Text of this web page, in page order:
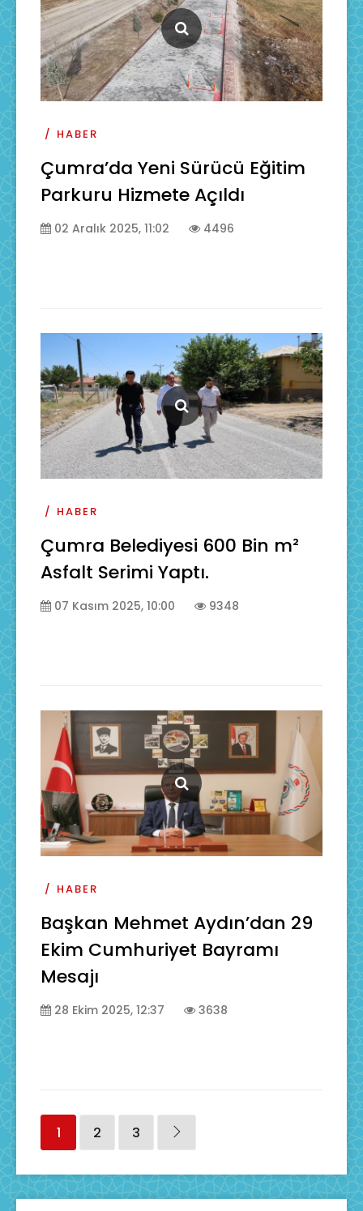
HABER
Çumra’da Yeni Sürücü Eğitim
Parkuru Hizmete Açıldı
02 Aralık 2025, 11:02 4496
HABER
Çumra Belediyesi 600 Bin m²
Asfalt Serimi Yaptı.
07 Kasım 2025, 10:00 9348
HABER
Başkan Mehmet Aydın’dan 29
Ekim Cumhuriyet Bayramı
Mesajı
28 Ekim 2025, 12:37 3638
1 2 3